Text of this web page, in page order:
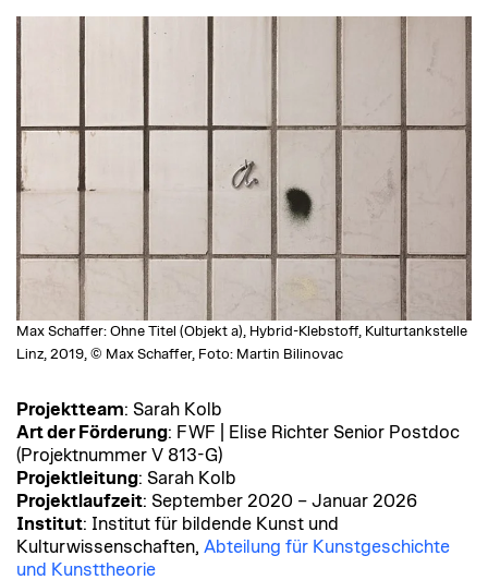
Max Schaffer: Ohne Titel (Objekt a), Hybrid-Klebstoff, Kulturtankstelle
Linz, 2019, © Max Schaffer, Foto: Martin Bilinovac
Projektteam: Sarah Kolb
Art der Förderung: FWF | Elise Richter Senior Postdoc
(Projektnummer V 813-G)
Projektleitung: Sarah Kolb
Projektlaufzeit: September 2020 – Januar 2026
Institut: Institut für bildende Kunst und
Kulturwissenschaften, Abteilung für Kunstgeschichte
und Kunsttheorie